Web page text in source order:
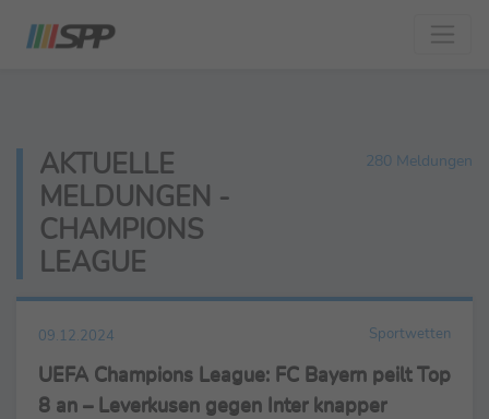
AKTUELLE
MELDUNGEN -
CHAMPIONS
LEAGUE
280 Meldungen
09.12.2024 Sportwetten
UEFA Champions League: FC Bayern peilt Top
8 an – Leverkusen gegen Inter knapper